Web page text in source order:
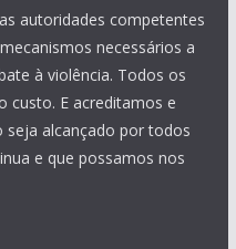
autoridades competentes
necessários a
à violência. Todos os
custo. E acreditamos e
alcançado por todos
e que possamos nos